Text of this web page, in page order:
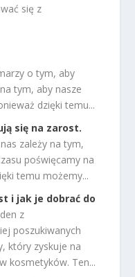
się z
o tym, aby
tym, aby nasze
dzięki temu...
się na zarost.
zależy na tym,
poświęcamy na
temu możemy...
i jak je dobrać do
z
poszukiwanych
który zyskuje na
kosmetyków. Ten...